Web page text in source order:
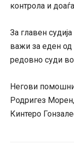
контрола и
За главен
важи за еден од
редовно суди
Негови
Родригез
Кинтеро